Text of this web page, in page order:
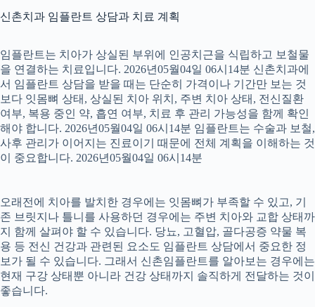
신촌치과 임플란트 상담과 치료 계획
임플란트는 치아가 상실된 부위에 인공치근을 식립하고 보철물
을 연결하는 치료입니다. 2026년05월04일 06시14분 신촌치과에
서 임플란트 상담을 받을 때는 단순히 가격이나 기간만 보는 것
보다 잇몸뼈 상태, 상실된 치아 위치, 주변 치아 상태, 전신질환
여부, 복용 중인 약, 흡연 여부, 치료 후 관리 가능성을 함께 확인
해야 합니다. 2026년05월04일 06시14분 임플란트는 수술과 보철,
사후 관리가 이어지는 진료이기 때문에 전체 계획을 이해하는 것
이 중요합니다. 2026년05월04일 06시14분
오래전에 치아를 발치한 경우에는 잇몸뼈가 부족할 수 있고, 기
존 브릿지나 틀니를 사용하던 경우에는 주변 치아와 교합 상태까
지 함께 살펴야 할 수 있습니다. 당뇨, 고혈압, 골다공증 약물 복
용 등 전신 건강과 관련된 요소도 임플란트 상담에서 중요한 정
보가 될 수 있습니다. 그래서 신촌임플란트를 알아보는 경우에는
현재 구강 상태뿐 아니라 건강 상태까지 솔직하게 전달하는 것이
좋습니다.